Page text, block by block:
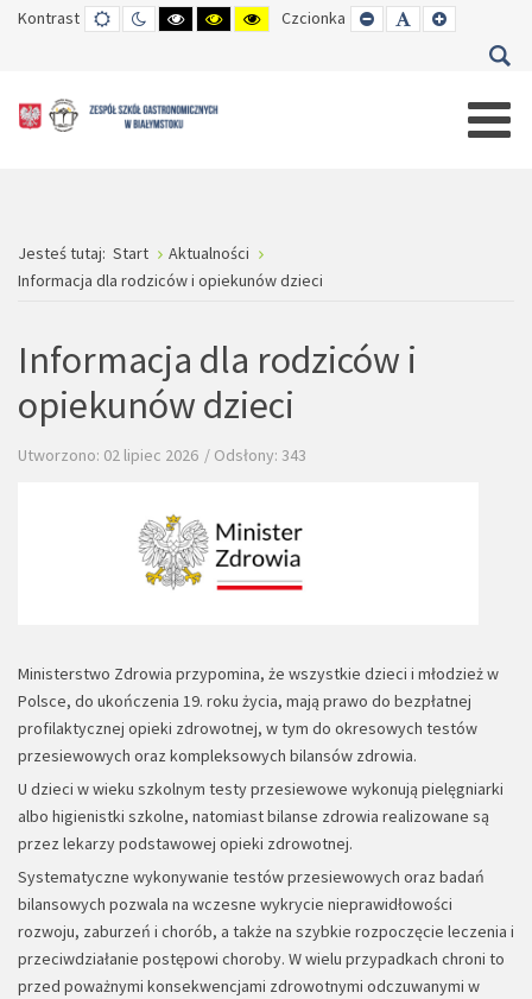
Kontrast TRYB
DOMYŚLNY
TRYB
DZIENNY
WYSOKI
CZARNO-
WYSOKI
CZARNO-
WYSOKI
ŻÓŁTO-
Czcionka SET
SMALLER
SET
DEFAULT
SET
LARGER
Jesteś tutaj: Start
Aktualności
Informacja dla rodziców i opiekunów dzieci
Informacja dla rodziców i
opiekunów dzieci
Utworzono: 02 lipiec 2026 Odsłony: 343
Ministerstwo Zdrowia przypomina, że wszystkie dzieci i młodzież w
Polsce, do ukończenia 19. roku życia, mają prawo do bezpłatnej
profilaktycznej opieki zdrowotnej, w tym do okresowych testów
przesiewowych oraz kompleksowych bilansów zdrowia.
U dzieci w wieku szkolnym testy przesiewowe wykonują pielęgniarki
albo higienistki szkolne, natomiast bilanse zdrowia realizowane są
przez lekarzy podstawowej opieki zdrowotnej.
Systematyczne wykonywanie testów przesiewowych oraz badań
bilansowych pozwala na wczesne wykrycie nieprawidłowości
rozwoju, zaburzeń i chorób, a także na szybkie rozpoczęcie leczenia i
przeciwdziałanie postępowi choroby. W wielu przypadkach chroni to
przed poważnymi konsekwencjami zdrowotnymi odczuwanymi w